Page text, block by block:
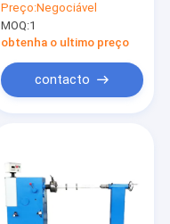
automática sob
pressão fria
Preço:Negociável
MOQ:1
obtenha o ultimo preço
contacto